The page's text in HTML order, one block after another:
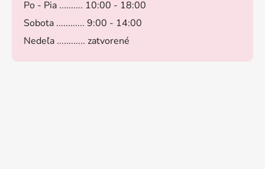
Po - Pia .......... 10:00 - 18:00
Sobota ............ 9:00 - 14:00
Nedeľa ............ zatvorené